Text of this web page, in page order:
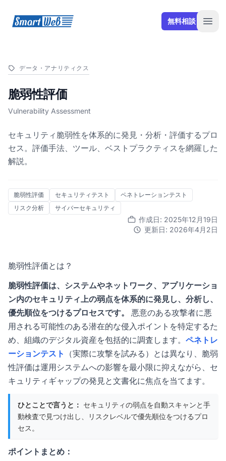
SmartWeb 無料相談
データ・アナリティクス
脆弱性評価
Vulnerability Assessment
セキュリティ脆弱性を体系的に発見・分析・評価するプロ
セス。評価手法、ツール、ベストプラクティスを網羅した
解説。
脆弱性評価 セキュリティテスト
ペネトレーションテスト
リスク分析
サイバーセキュリティ
作成日: 2025年12月19日
更新日: 2026年4月2日
脆弱性評価とは？
脆弱性評価は、システムやネットワーク、アプリケーショ
ン内のセキュリティ上の弱点を体系的に発見し、分析し、
優先順位をつけるプロセスです。
悪意のある攻撃者に悪
用される可能性のある潜在的な侵入ポイントを特定するた
め、組織のデジタル資産を包括的に調査します。 ペネトレ
ーションテスト
（実際に攻撃を試みる）とは異なり、脆弱
性評価は運用システムへの影響を最小限に抑えながら、セ
キュリティギャップの発見と文書化に焦点を当てます。
ひとことで言うと： セキュリティの弱点を自動スキャンと手
動検査で見つけ出し、リスクレベルで優先順位をつけるプロ
セス。
ポイントまとめ：